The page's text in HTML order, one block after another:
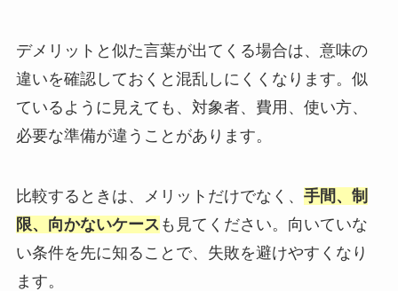
デメリットと似た言葉が出てくる場合は、意味の
違いを確認しておくと混乱しにくくなります。似
ているように見えても、対象者、費用、使い方、
必要な準備が違うことがあります。
比較するときは、メリットだけでなく、 手間、制
限、向かないケース も見てください。向いていな
い条件を先に知ることで、失敗を避けやすくなり
ます。